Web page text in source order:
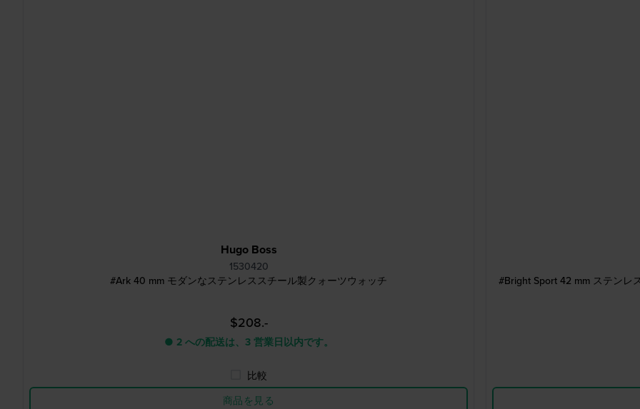
Hugo Boss
1530420
#Ark 40 mm モダンなステンレススチール製クォーツウォッチ
$208.-
● 2 への配送は、3 営業日以内です。
比較
商品を見る
#Bright Sport 42 mm ステンレ